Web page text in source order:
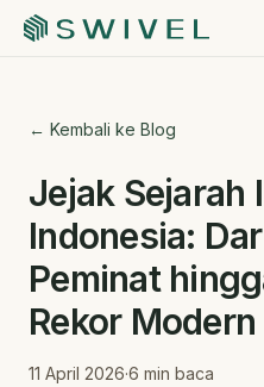
← Kembali ke Blog
Jejak Sejarah
Indonesia:
Peminat
Rekor Modern
11 April 2026·6 min baca